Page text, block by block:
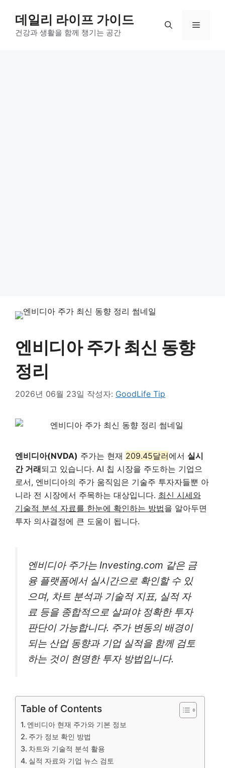
데일리 라이프 가이드
건강과 생활을 함께 챙기는 공간
메
엔비디아 주가 최신 동향
정리
2026년 06월 23일 작성자: GoodLife Tip
엔비디아(NVDA) 주가는 현재 209.45달러에서 실시
간 거래되고 있습니다. AI 칩 시장을 주도하는 기업으
로서, 엔비디아의 주가 움직임은 기술주 투자자들뿐 아
니라 전 시장에서 주목하는 대상입니다. 최신 시세와
기술적 분석 자료를 한눈에 확인하는 방법을 알아두면
투자 의사결정에 큰 도움이 됩니다.
엔비디아 주가는 Investing.com 같은 금
융 플랫폼에서 실시간으로 확인할 수 있
으며, 차트 분석과 기술적 지표, 실적 자
료 등을 종합적으로 살펴야 정확한 투자
판단이 가능합니다. 주가 변동의 배경이
되는 산업 동향과 기업 실적을 함께 검토
하는 것이 현명한 투자 방법입니다.
Table of Contents
엔비디아 현재 주가와 기본 정보
주가 정보 확인 방법
차트와 기술적 분석 활용
실적 자료와 기업 뉴스 검토